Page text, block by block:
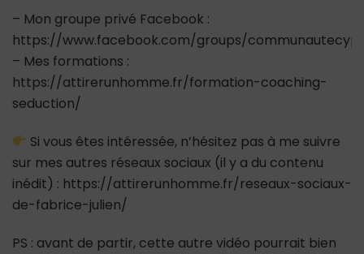
– Mon groupe privé Facebook :
https://www.facebook.com/groups/
– Mes formations :
https://attirerunhomme.fr/formation-coaching-
seduction/
Si vous êtes intéressée, n’hésitez pas à me suivre
sur mes autres réseaux sociaux (il y a du contenu
inédit) : https://attirerunhomme.fr/reseaux-sociaux-
de-fabrice-julien/
PS : avant de partir, cette autre vidéo pourrait bien